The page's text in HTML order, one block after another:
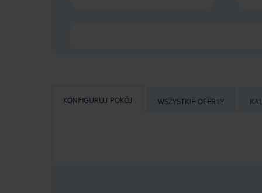
KONFIGURUJ POKÓJ WSZYSTKIE OFERTY